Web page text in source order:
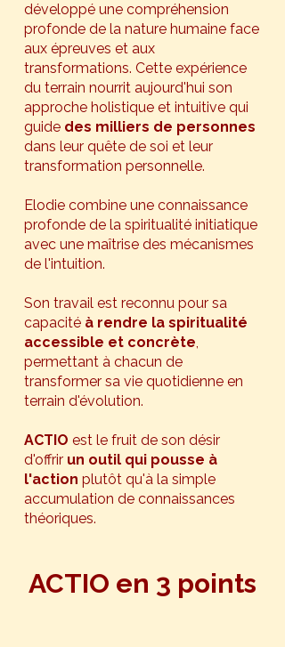
développé une compréhension
profonde de la nature humaine face
aux épreuves et aux
transformations. Cette expérience
du terrain nourrit aujourd'hui son
approche holistique et intuitive qui
guide des milliers de personnes
dans leur quête de soi et leur
transformation personnelle.
Elodie combine une connaissance
profonde de la spiritualité initiatique
avec une maîtrise des mécanismes
de l'intuition.
Son travail est reconnu pour sa
capacité à rendre la spiritualité
accessible et concrète,
permettant à chacun de
transformer sa vie quotidienne en
terrain d'évolution.
ACTIO est le fruit de son désir
d'offrir un outil qui pousse à
l'action plutôt qu'à la simple
accumulation de connaissances
théoriques.
ACTIO en 3 points